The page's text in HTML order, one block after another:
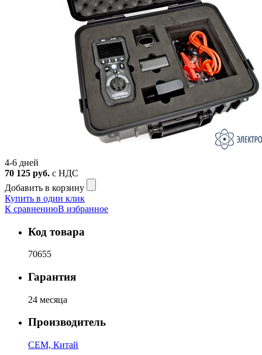
4-6 дней
70 125 руб. с НДС
Добавить в корзину
Купить в один клик
К сравнениюВ избранное
Код товара
70655
Гарантия
24 месяца
Производитель
CEM, Китай